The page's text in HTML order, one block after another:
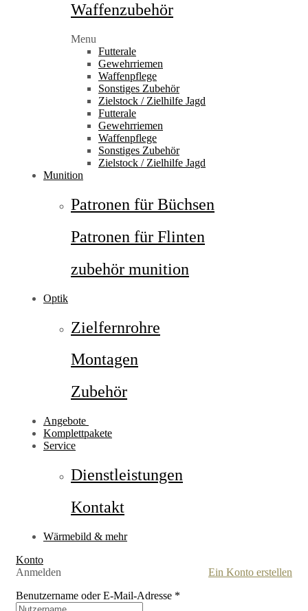
Waffenzubehör
Menu
Futterale
Gewehrriemen
Waffenpflege
Sonstiges Zubehör
Zielstock / Zielhilfe Jagd
Futterale
Gewehrriemen
Waffenpflege
Sonstiges Zubehör
Zielstock / Zielhilfe Jagd
Munition
Patronen für Büchsen
Patronen für Flinten
zubehör munition
Optik
Zielfernrohre
Montagen
Zubehör
Angebote
Komplettpakete
Service
Dienstleistungen
Kontakt
Wärmebild & mehr
Konto
Anmelden
Ein Konto erstellen
Benutzername oder E-Mail-Adresse *